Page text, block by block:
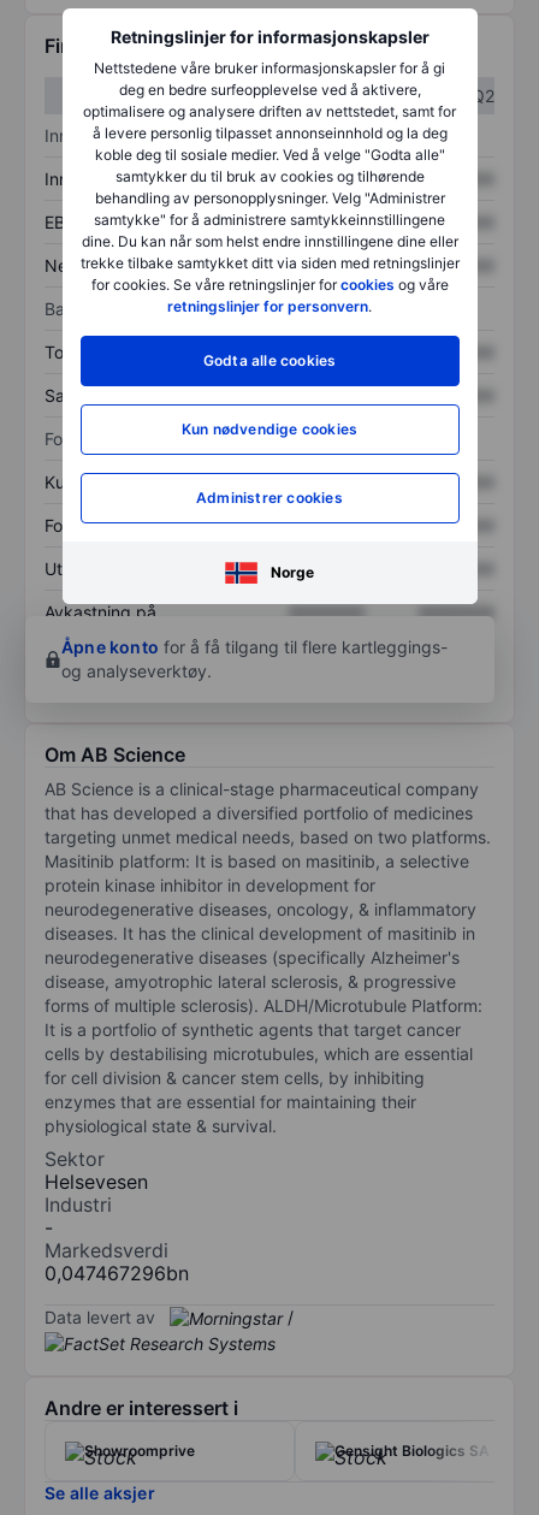
Retningslinjer for informasjonskapsler
Nettstedene våre bruker informasjonskapsler for å gi
deg en bedre surfeopplevelse ved å aktivere,
optimalisere og analysere driften av nettstedet, samt for
å levere personlig tilpasset annonseinnhold og la deg
koble deg til sosiale medier. Ved å velge "Godta alle"
samtykker du til bruk av cookies og tilhørende
behandling av personopplysninger. Velg "Administrer
samtykke" for å administrere samtykkeinnstillingene
dine. Du kan når som helst endre innstillingene dine eller
trekke tilbake samtykket ditt via siden med retningslinjer
for cookies. Se våre retningslinjer forcookies og våre
retningslinjer for personvern.
Godta alle cookies
Kun nødvendige cookies
Administrer cookies
Norge
Finansiell informasjon
Q1
Q2
Inntektsoversikt
Inntekter XXXXXXX XXXXXXX
EBITDA XXXXXXX XXXXXXX
Nettoinntekt XXXXXXX XXXXXXX
Balanse
Totale eiendeler XXXXXXX
Samlet gjeld
Forholdstall
Kurs/salg XXXXXXX
Fortjeneste per aksje XXXXXXX XXXXXXX
Utbytte per aksje XXXXXXX
Avkastning på
egenkapital
XXXXXXX
XXXXXXX
Åpne konto for å få tilgang til flere kartleggings-
og analyseverktøy.
Om AB Science
AB Science is a clinical-stage pharmaceutical company
that has developed a diversified portfolio of medicines
targeting unmet medical needs, based on two platforms.
Masitinib platform: It is based on masitinib, a selective
protein kinase inhibitor in development for
neurodegenerative diseases, oncology, & inflammatory
diseases. It has the clinical development of masitinib in
neurodegenerative diseases (specifically Alzheimer's
disease, amyotrophic lateral sclerosis, & progressive
forms of multiple sclerosis). ALDH/Microtubule Platform:
It is a portfolio of synthetic agents that target cancer
cells by destabilising microtubules, which are essential
for cell division & cancer stem cells, by inhibiting
enzymes that are essential for maintaining their
physiological state & survival.
Sektor
Helsevesen
Industri
-
Markedsverdi
0,047467296bn
Data levert av /
Andre er interessert i
Showroomprive Gensight Biologics SA
Se alle aksjer